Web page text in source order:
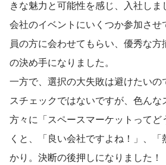
きな魅力と可能性を感じ、入社し
会社のイベントにいくつか参加させ
員の方に会わせてもらい、優秀な
の決め手になりました。
一方で、選択の大失敗は避けたいの
スチェックではないですが、色ん
方々に「スペースマーケットって
くと、「良い会社ですよね！」、
かり。決断の後押しになりました！